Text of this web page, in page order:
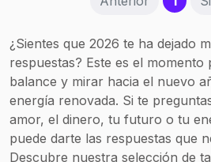
¿Sientes que 2026 te ha dejado
respuestas? Este es el
balance y mirar hacia el nuevo
energía renovada. Si te
amor, el dinero, tu futuro o tu
puede darte las respuestas que
Descubre nuestra selección de